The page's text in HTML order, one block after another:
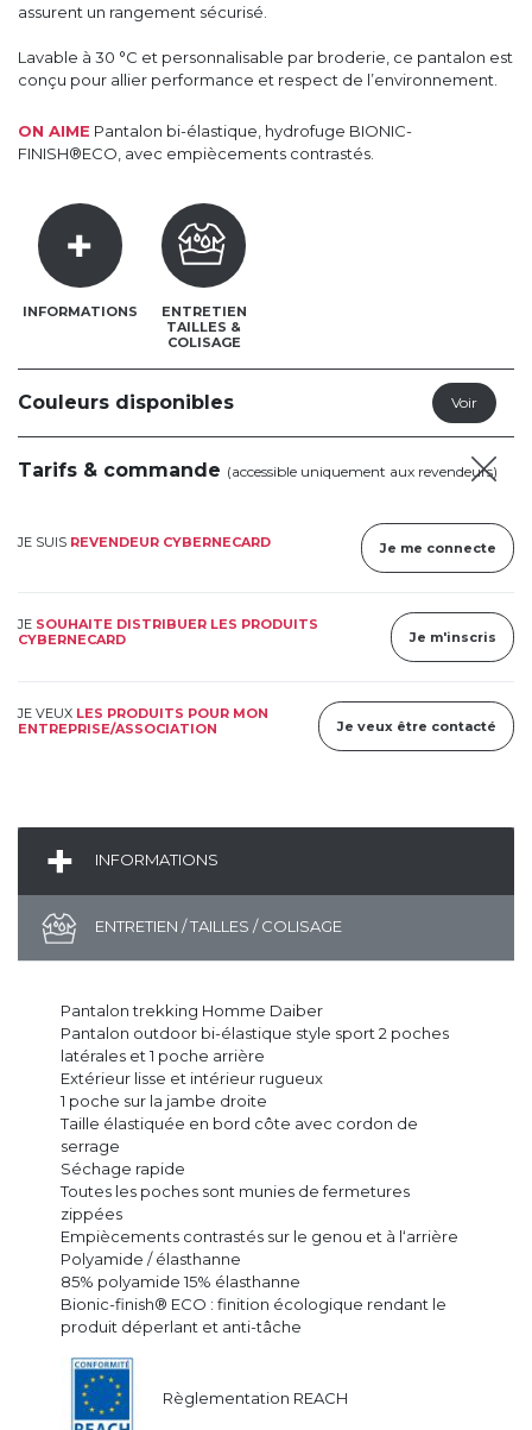
assurent un rangement sécurisé.
Lavable à 30 °C et personnalisable par broderie, ce pantalon est
conçu pour allier performance et respect de l’environnement.
ON AIME Pantalon bi-élastique, hydrofuge BIONIC-
FINISH®ECO, avec empiècements contrastés.
INFORMATIONS
ENTRETIEN
TAILLES &
COLISAGE
Couleurs disponibles
Tarifs & commande (accessible uniquement aux revendeurs)
JE SUIS REVENDEUR CYBERNECARD Je me connecte
JE SOUHAITE DISTRIBUER LES PRODUITS
CYBERNECARD
Je m'inscris
JE VEUX LES PRODUITS POUR MON
ENTREPRISE/ASSOCIATION
Je veux être contacté
INFORMATIONS
ENTRETIEN / TAILLES / COLISAGE
Pantalon trekking Homme Daiber
Pantalon outdoor bi-élastique style sport 2 poches
latérales et 1 poche arrière
Extérieur lisse et intérieur rugueux
1 poche sur la jambe droite
Taille élastiquée en bord côte avec cordon de
serrage
Séchage rapide
Toutes les poches sont munies de fermetures
zippées
Empiècements contrastés sur le genou et à l‘arrière
Polyamide / élasthanne
85% polyamide 15% élasthanne
Bionic-finish® ECO : finition écologique rendant le
produit déperlant et anti-tâche
Règlementation REACH